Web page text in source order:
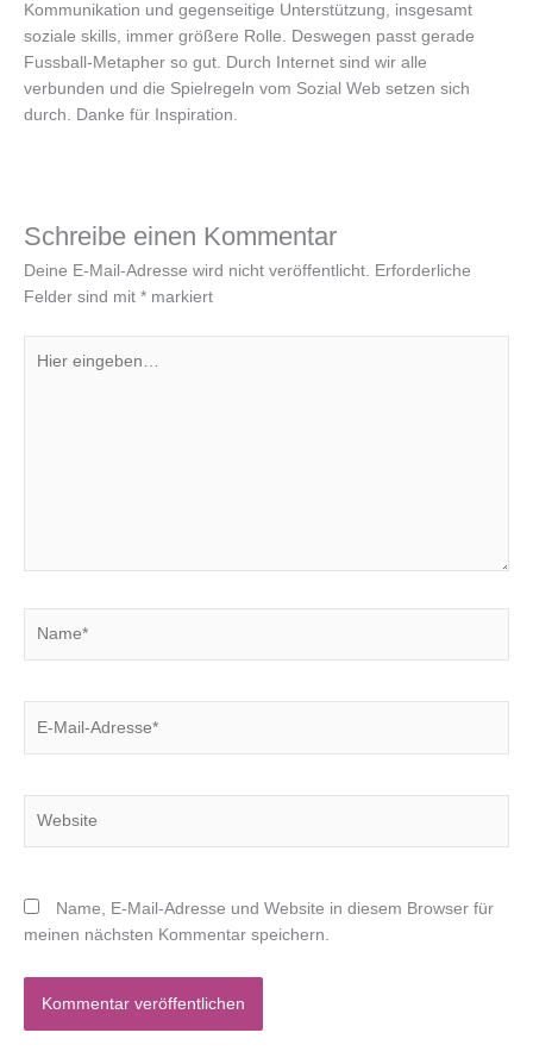
Kommunikation und gegenseitige Unterstützung, insgesamt
soziale skills, immer größere Rolle. Deswegen passt gerade
Fussball-Metapher so gut. Durch Internet sind wir alle
verbunden und die Spielregeln vom Sozial Web setzen sich
durch. Danke für Inspiration.
Schreibe einen Kommentar
Deine E-Mail-Adresse wird nicht veröffentlicht. Erforderliche
Felder sind mit * markiert
eingeben…
Mail-
Name, E-Mail-Adresse und Website in diesem Browser für
meinen nächsten Kommentar speichern.